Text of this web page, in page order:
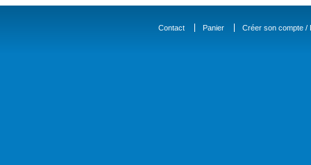
Contact Panier Créer son compte /